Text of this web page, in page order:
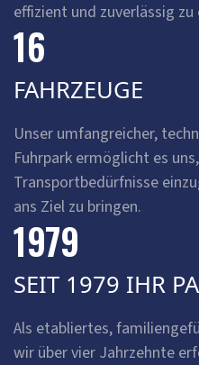
effizient und zuverlässig zu
16
FAHRZEUGE
Unser umfangreicher,
Fuhrpark ermöglicht es
Transportbedürfnisse
ans Ziel zu bringen.
1979
SEIT 1979 IHR
Als etabliertes,
wir über vier Jahrzehnte